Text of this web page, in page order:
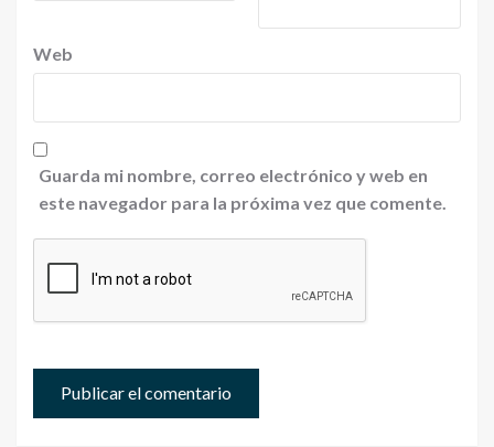
Web
Guarda mi nombre, correo electrónico y web en
este navegador para la próxima vez que comente.